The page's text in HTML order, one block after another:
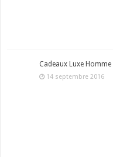
Cadeaux Luxe
14 septembre 2016